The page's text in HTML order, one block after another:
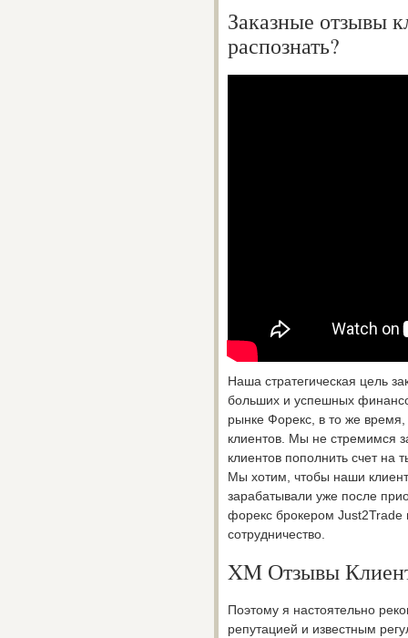
Заказные отзывы
распознать?
Наша стратегическая цель
больших и успешных
рынке Форекс, в то же
клиентов. Мы не стремимся
клиентов пополнить счет на
Мы хотим, чтобы наши
зарабатывали уже после
форекс брокером Just2Trade
сотрудничество.
XM Отзывы
Поэтому я настоятельно
репутацией и известным